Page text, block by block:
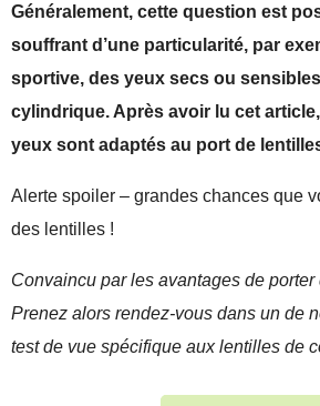
Généralement, cette question est
souffrant d’une particularité, par
sportive, des yeux secs ou
cylindrique. Après avoir lu cet
yeux sont adaptés au port de
Alerte spoiler – grandes chances que
des lentilles !
Convaincu par les avantages de
Prenez alors rendez-vous dans un de
test de vue spécifique aux lentilles de